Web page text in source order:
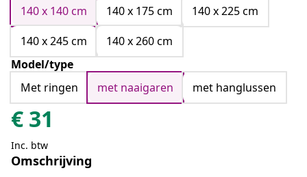
140 x 140 cm
140 x 175 cm
140 x 225 cm
140 x 245 cm
140 x 260 cm
Model/type
Met ringen
met naaigaren met hanglussen
€ 31
Inc. btw
Omschrijving